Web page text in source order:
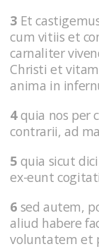
3 Et
cum vitiis et
carnaliter
Christi et
anima in
4quia nos per
contrarii, ad
5 quia sicut
ex-eunt
6 sed autem,
aliud habere
voluntatem et